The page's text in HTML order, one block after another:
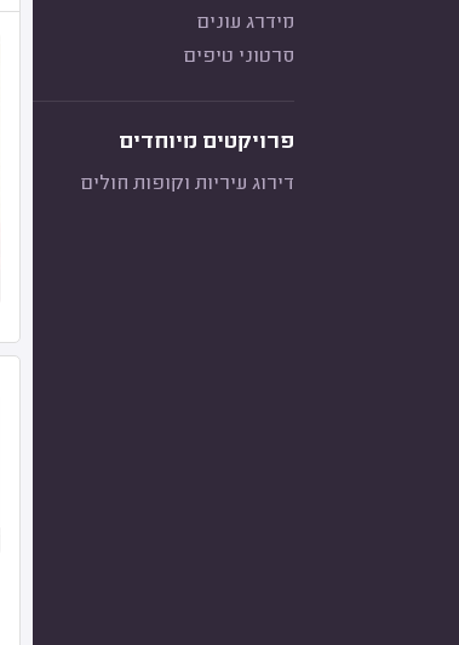
מידרג עונים
סרטוני טיפים
פרויקטים מיוחדים
דירוג עיריות וקופות חולים